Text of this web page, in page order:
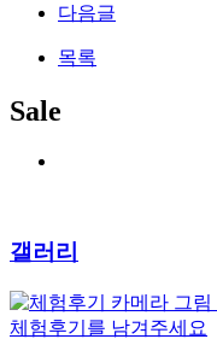
다음글
목록
Sale
갤러리
체험후기를 남겨주세요